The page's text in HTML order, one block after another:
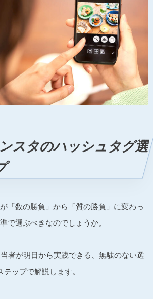
スタのハッシュタグ選
「数の勝負」から「質の勝負」に変わっ
で選ぶべきなのでしょうか。
者が明日から実践できる、無駄のない選
ップで解説します。